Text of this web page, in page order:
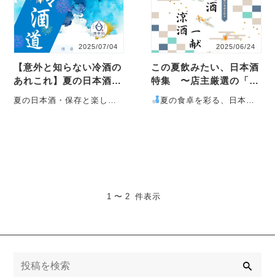
2025/07/04
【意外と知らない冷酒の
あれこれ】夏の日本酒・
保存と楽しみ方
夏の日本酒・保存と楽しみ
2025/06/24
この夏飲みたい、日本酒
特集 〜店主厳選の「夏
酒」セレクション〜
夏の食卓を彩る、日本酒
1 〜 2 件表示